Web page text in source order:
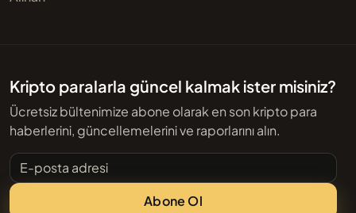
Kripto paralarla güncel kalmak ister misiniz?
Ücretsiz bültenimize abone olarak en son kripto para
haberlerini, güncellemelerini ve raporlarını alın.
E-posta adresi
Abone Ol